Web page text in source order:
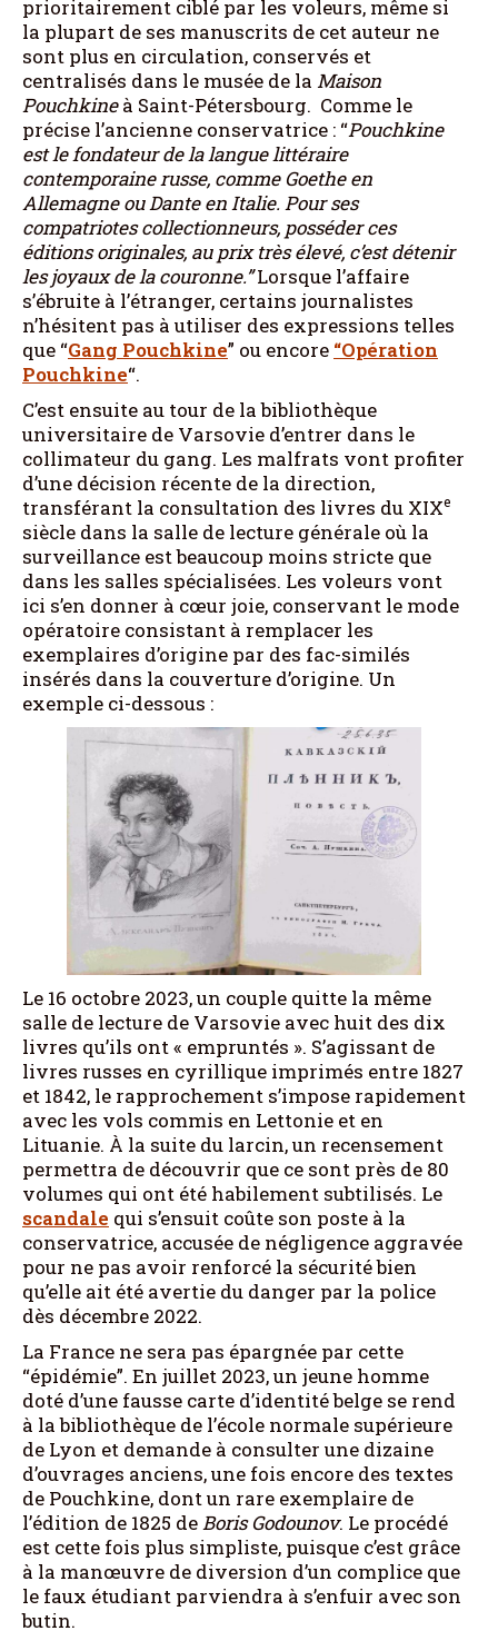
prioritairement ciblé par les voleurs, même si
la plupart de ses manuscrits de cet auteur ne
sont plus en circulation, conservés et
centralisés dans le musée de la Maison
Pouchkineà Saint-Pétersbourg. Comme le
précise l’ancienne conservatrice : “Pouchkine
est le fondateur de la langue littéraire
contemporaine russe, comme Goethe en
Allemagne ou Dante en Italie. Pour ses
compatriotes collectionneurs, posséder ces
éditions originales, au prix très élevé, c’est détenir
les joyaux de la couronne.”Lorsque l’affaire
s’ébruite à l’étranger, certains journalistes
n’hésitent pas à utiliser des expressions telles
que “Gang Pouchkine” ou encore “Opération
Pouchkine“.
C’est ensuite au tour de la bibliothèque
universitaire de Varsovie d’entrer dans le
collimateur du gang. Les malfrats vont profiter
d’une décision récente de la direction,
transférant la consultation des livres du XIXe
siècle dans la salle de lecture générale où la
surveillance est beaucoup moins stricte que
dans les salles spécialisées. Les voleurs vont
ici s’en donner à cœur joie, conservant le mode
opératoire consistant à remplacer les
exemplaires d’origine par des fac-similés
insérés dans la couverture d’origine. Un
exemple ci-dessous :
Le 16 octobre 2023, un couple quitte la même
salle de lecture de Varsovie avec huit des dix
livres qu’ils ont « empruntés ». S’agissant de
livres russes en cyrillique imprimés entre 1827
et 1842, le rapprochement s’impose rapidement
avec les vols commis en Lettonie et en
Lituanie. À la suite du larcin, un recensement
permettra de découvrir que ce sont près de 80
volumes qui ont été habilement subtilisés. Le
scandale qui s’ensuit coûte son poste à la
conservatrice, accusée de négligence aggravée
pour ne pas avoir renforcé la sécurité bien
qu’elle ait été avertie du danger par la police
dès décembre 2022.
La France ne sera pas épargnée par cette
“épidémie”. En juillet 2023, un jeune homme
doté d’une fausse carte d’identité belge se rend
à la bibliothèque de l’école normale supérieure
de Lyon et demande à consulter une dizaine
d’ouvrages anciens, une fois encore des textes
de Pouchkine, dont un rare exemplaire de
l’édition de 1825 deBoris Godounov. Le procédé
est cette fois plus simpliste, puisque c’est grâce
à la manœuvre de diversion d’un complice que
le faux étudiant parviendra à s’enfuir avec son
butin.